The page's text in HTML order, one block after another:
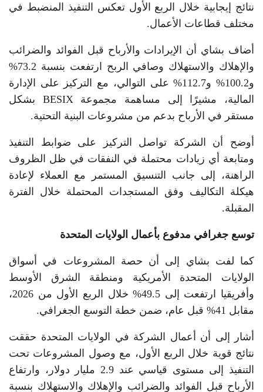
نتائج إيجابية خلال الربع الأول تعكس التنفيذ المنضبط في
مختلف قطاعات الأعمال.
أضاف بشاي أن الإيرادات والأرباح قبل الفوائد والضرائب
والإهلاك والاستهلاك وصافي الربح ارتفعت بنسبة 73.2%
و100.2% و112.7% على التوالي، مع التركيز على الإدارة
المالية، مشيرًا إلى مساهمة مجموعة BESIX بشكل
مستقر في الأرباح بدعم من مشروعات البنية التحتية.
أوضح أن الشركة تواصل التركيز على ضوابط التنفيذ
ومتابعة أي زيادات محتملة في النفقات في ظل الظروف
الراهنة، إلى جانب التنسيق المستمر مع العملاء لإعادة
هيكلة التكاليف وفق المستجدات المحتملة خلال الفترة
المقبلة.
توسع جغرافي مدفوع بأعمال الولايات المتحدة
كما لفت بشاي إلى أن حصة المشروعات في أسواق
الولايات المتحدة الأمريكية ومنطقة الشرق الأوسط
وأفريقيا ارتفعت إلى 49.5% خلال الربع الأول من 2026،
مقابل 41% قبل عام، ضمن خطة التوسع الجغرافي.
أشار إلى أن أعمال الشركة في الولايات المتحدة حققت
نتائج قوية خلال الربع الأول، مع وصول المشروعات تحت
التنفيذ إلى مستوى قياسي عند 2.9 مليار دولار، وارتفاع
الأرباح قبل الفوائد والضرائب والإهلاك والاستهلاك بنسبة